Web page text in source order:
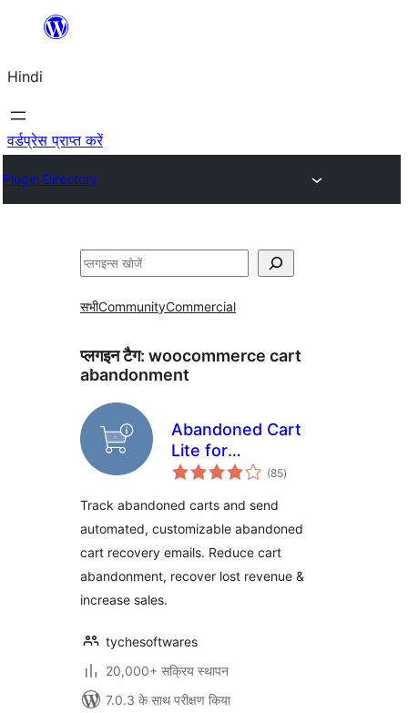
सामग्री
जाएं
Hindi
वर्डप्रेस प्राप्त करें
Plugin Directory
खोजें
सभीCommunityCommercial
प्लगइन टैग: woocommerce cart
abandonment
Abandoned Cart
Lite for
WooCommerce
(85कुल
दर)
Track abandoned carts and send
automated, customizable abandoned
cart recovery emails. Reduce cart
abandonment, recover lost revenue &
increase sales.
tychesoftwares
20,000+ सक्रिय स्थापन
7.0.3 के साथ परीक्षण किया